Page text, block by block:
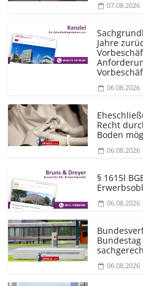
07.08.2026
Jahre
06.08.2026
Recht
Boden
06.08.2026
§ 1615l
06.08.2026
06.08.2026